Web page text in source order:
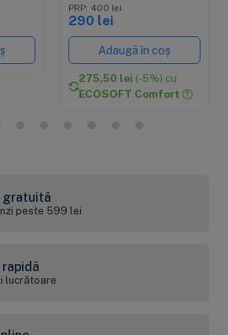
PRP: 400 lei
290 lei
Adaugă în coș
275,50 lei (-5%) cu
ECOSOFT Comfort
gratuită
peste 599 lei
lucrătoare